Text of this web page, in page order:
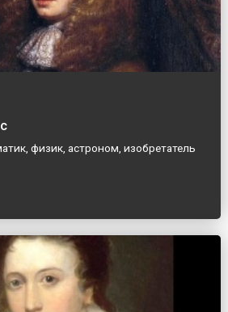
физик, астроном, изобретатель